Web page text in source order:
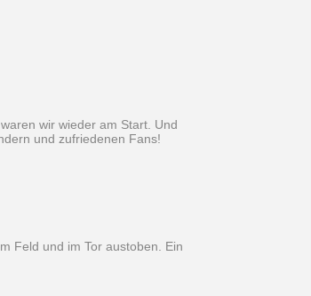
wir wieder am Start. Und
und zufriedenen Fans!
Feld und im Tor austoben. Ein